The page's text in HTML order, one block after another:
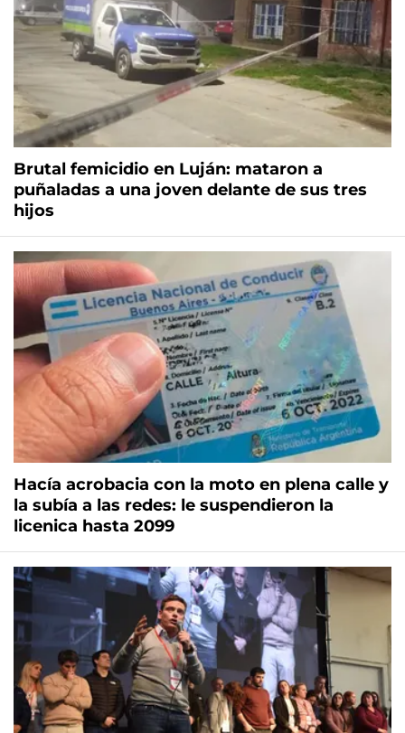
Brutal femicidio en Luján: mataron a
puñaladas a una joven delante de sus tres
hijos
Hacía acrobacia con la moto en plena calle y
la subía a las redes: le suspendieron la
licenica hasta 2099